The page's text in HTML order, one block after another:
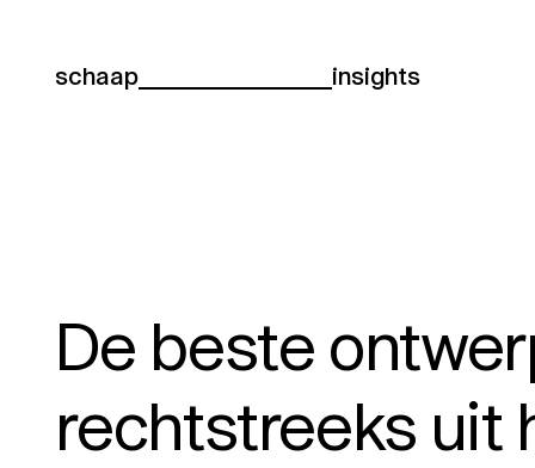
schaap insights
De beste
rechtstreeks uit